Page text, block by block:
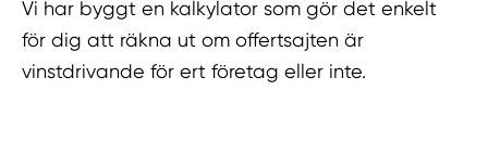
Vi har byggt en kalkylator som gör det enkelt
för dig att räkna ut om offertsajten är
vinstdrivande för ert företag eller inte.